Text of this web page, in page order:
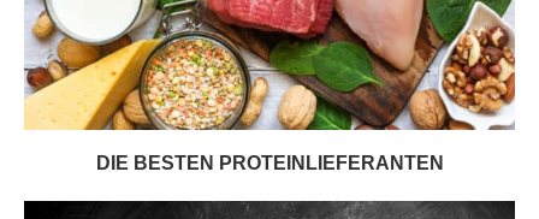
DIE BESTEN PROTEINLIEFERANTEN